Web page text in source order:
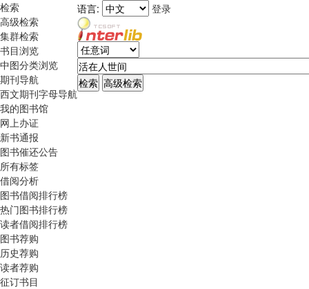
检索
高级检索
集群检索
书目浏览
中图分类浏览
期刊导航
西文期刊字母导航
我的图书馆
网上办证
新书通报
图书催还公告
所有标签
借阅分析
图书借阅排行榜
热门图书排行榜
读者借阅排行榜
图书荐购
历史荐购
读者荐购
征订书目
语言: 登录